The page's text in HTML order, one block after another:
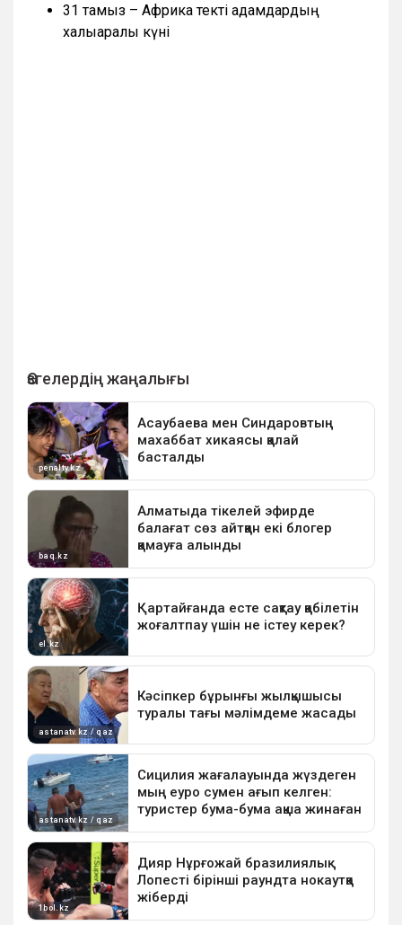
31 тамыз – Африка текті адамдардың
халықаралық күні